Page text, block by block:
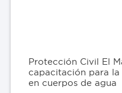
Protección Civil El
capacitación para
en cuerpos de agua